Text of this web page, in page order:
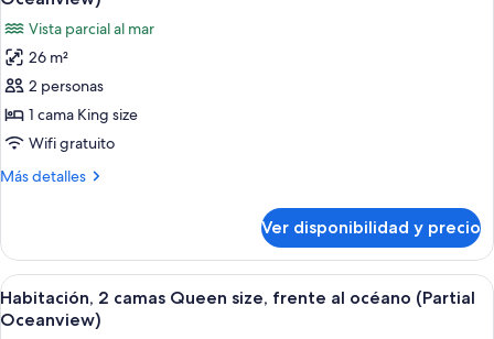
al
océano
fotos
de
Habitación,
1
cama
King
al
océano
(Partial
Oceanview)
Vista parcial al mar
26 m²
2 personas
1 cama King size
Wifi gratuito
Más detalles
Más
1
cama
King
size,
Ver disponibilidad y precio
Ver
todas
Habitación de hotel con dos camas,
4
Habitación, 2 camas Queen size, frente al océano (Partial
Oceanview)